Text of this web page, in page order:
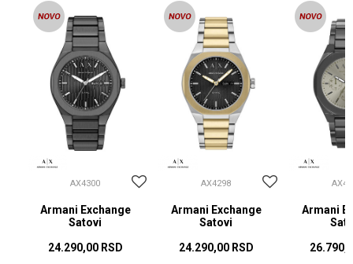
AX4300
Armani Exchange
Satovi
24.290,00 RSD
AX4298
Armani Exchange
Satovi
24.290,00 RSD
Armani